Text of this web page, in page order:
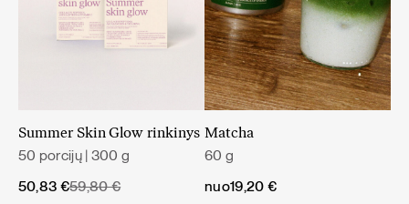
Summer Skin Glow rinkinys
50 porcijų | 300 g
59,80€
Original
50,83 €
Current
Matcha
60 g
nuo19,20 €